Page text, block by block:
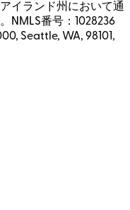
イランド州において通
NMLS番号：1028236
Seattle, WA, 98101,